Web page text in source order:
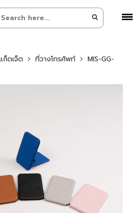
ก็ดเจ็ต ที่วางโทรศัพท์
MIS-GG-